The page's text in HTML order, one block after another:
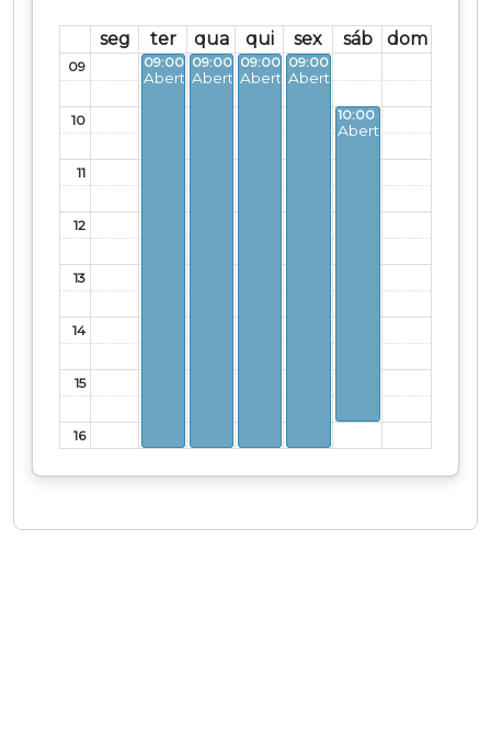
seg ter qua qui sex sáb dom
09
10
11
12
13
14
15
16
09:00 - 16:30
Aberto
09:00 - 16:30
Aberto
09:00 - 16:30
Aberto
09:00 - 16:30
Aberto
10:00 - 16:00
Aberto